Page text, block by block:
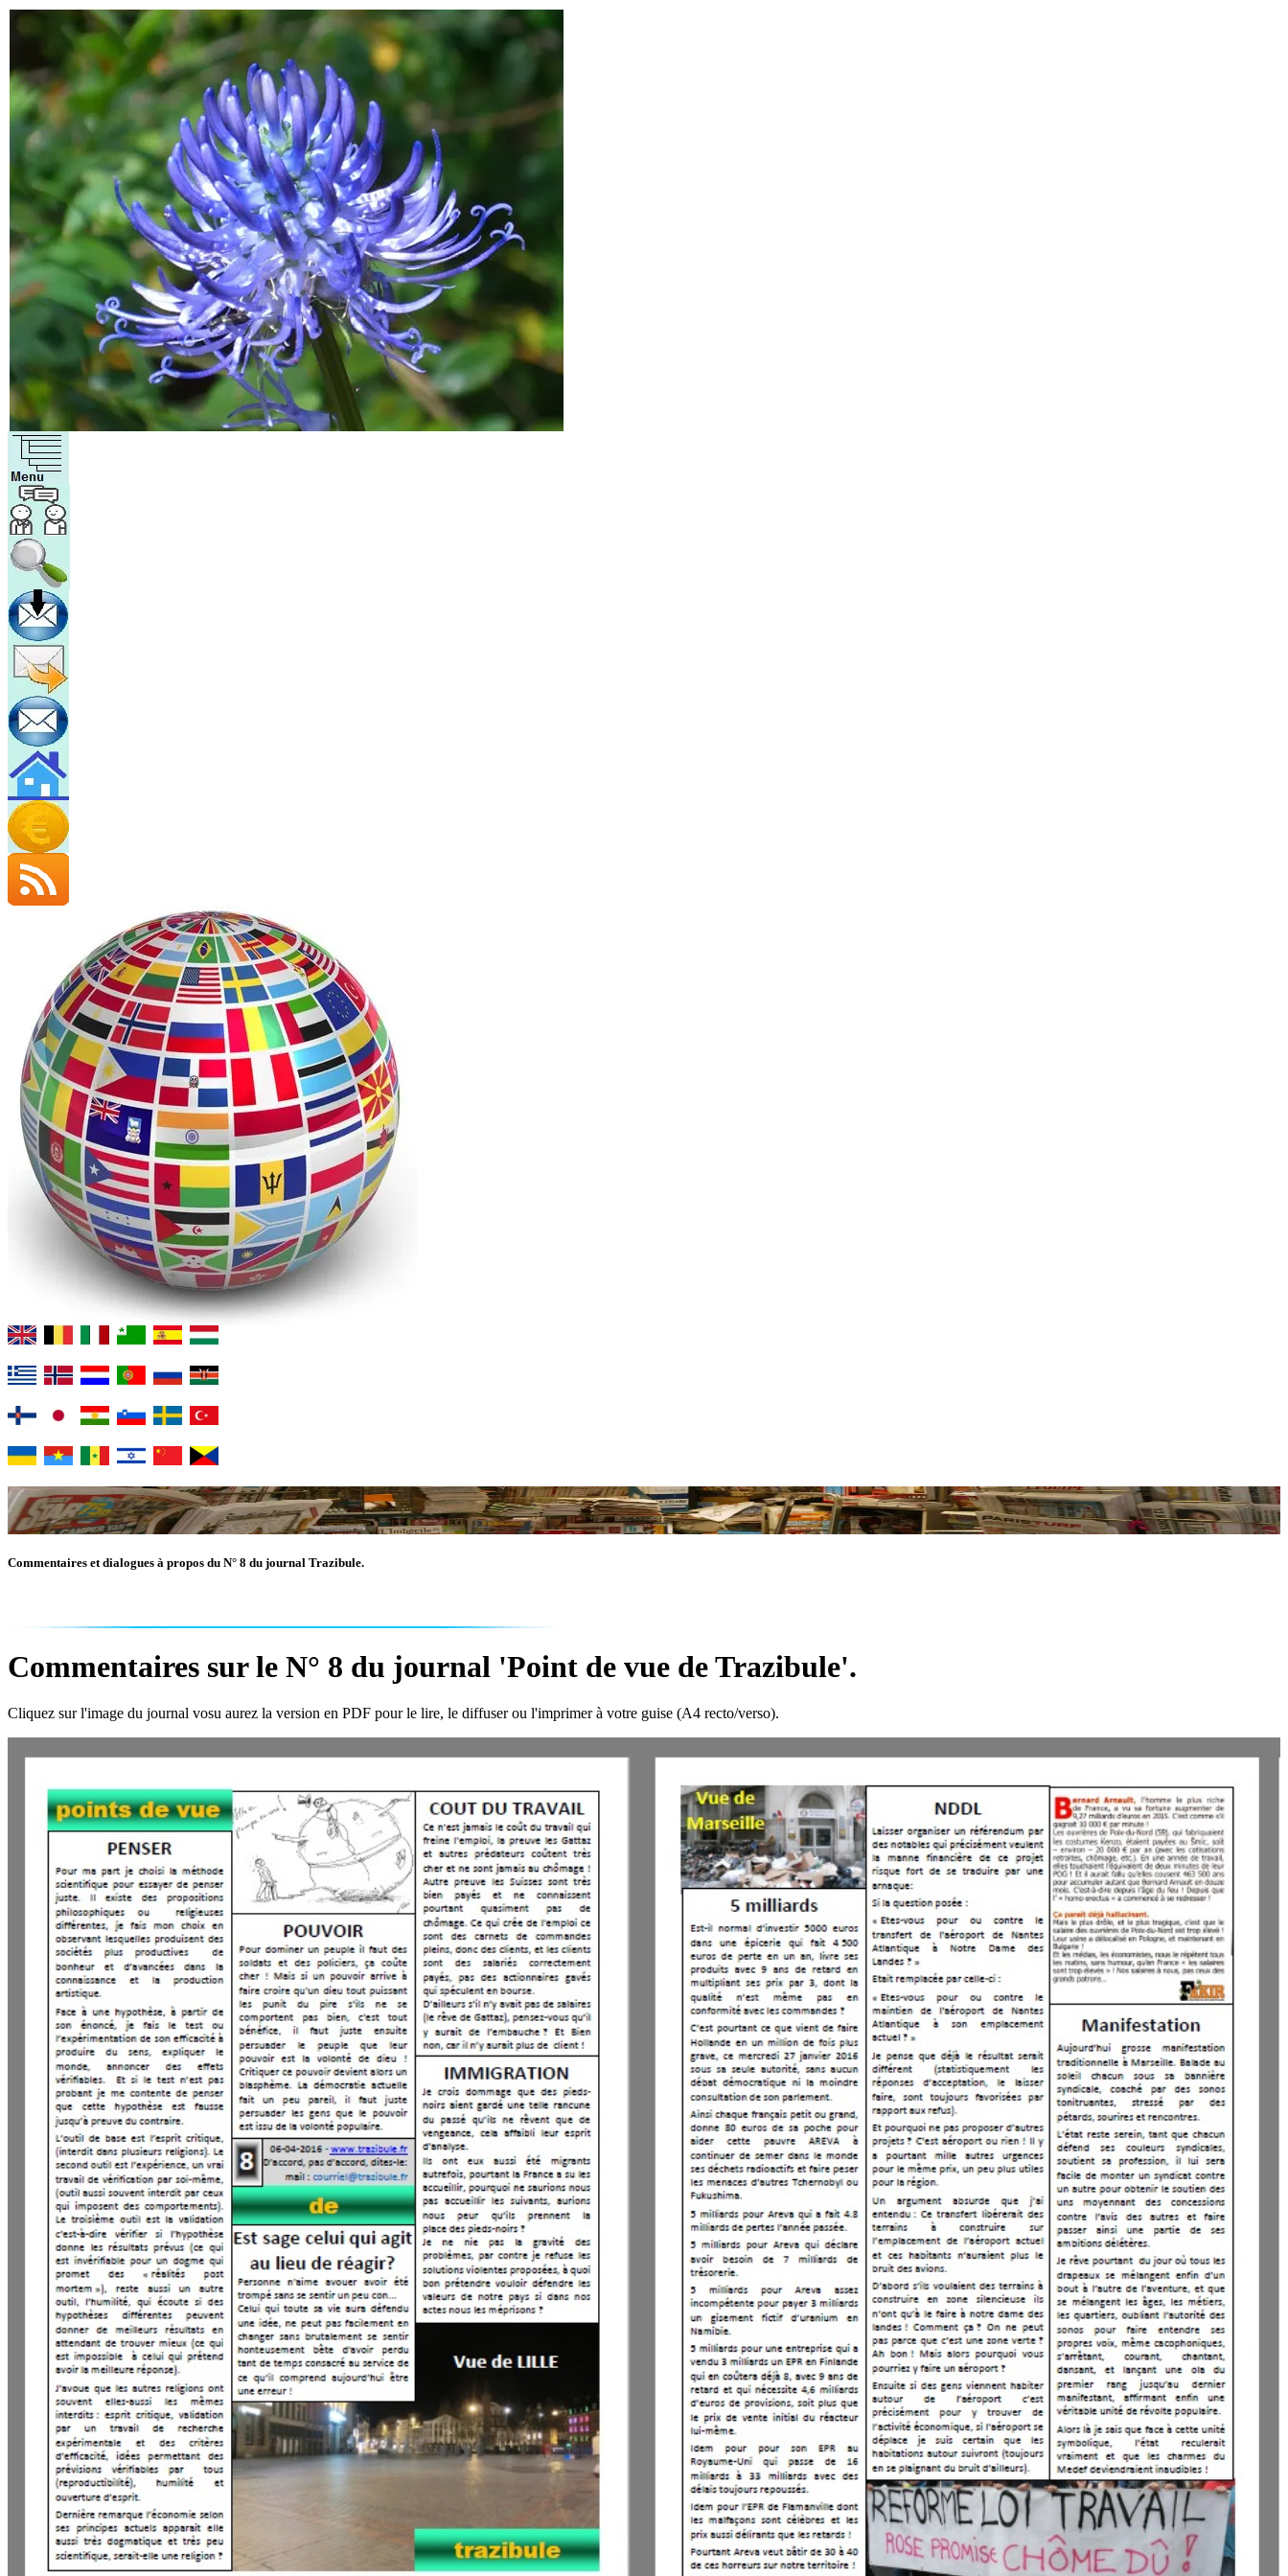
Commentaires et dialogues à propos du N° 8 du journal Trazibule.
Commentaires sur le N° 8 du journal 'Point de vue de Trazibule'.
Cliquez sur l'image du journal vosu aurez la version en PDF pour le lire, le diffuser ou l'imprimer à votre guise (A4 recto/verso).